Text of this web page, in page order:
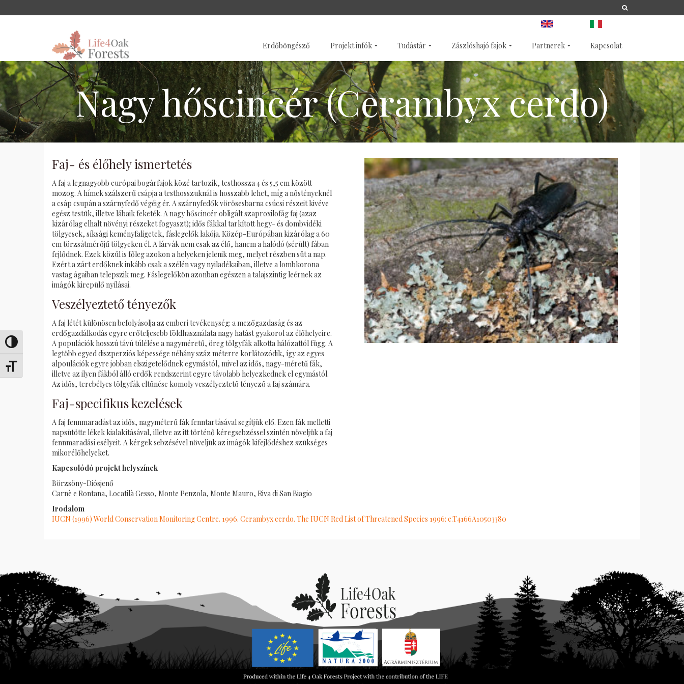
Umschalten auf hohe Kontraste
Schrift vergrößern
Erdőböngésző Projekt infók Tudástár Zászlóshajó fajok Partnerek Kapcsolat
Nagy hőscincér (Cerambyx cerdo)
Faj- és élőhely ismertetés
A faj a legnagyobb európai bogárfajok közé tartozik, testhossza 4 és 5,5 cm között
mozog. A hímek szálszerű csápja a testhosszuknál is hosszabb lehet, míg a nőstényeknél
a csáp csupán a szárnyfedő végéig ér. A szárnyfedők vörösesbarna csúcsi részeit kivéve
egész testük, illetve lábaik feketék. A nagy hőscincér obligált szaproxilofág faj (azaz
kizárólag elhalt növényi részeket fogyaszt); idős fákkal tarkított hegy- és dombvidéki
tölgyesek, síksági keményfaligetek, fáslegelők lakója. Közép-Európában kizárólag a 60
cm törzsátmérőjű tölgyeken él. A lárvák nem csak az élő, hanem a halódó (sérült) fában
fejlődnek. Ezek közül is főleg azokon a helyeken jelenik meg, melyet részben süt a nap.
Ezért a zárt erdőknek inkább csak a szélén vagy nyiladékaiban, illetve a lombkorona
vastag ágaiban telepszik meg. Fáslegelőkön azonban egészen a talajszintig leérnek az
imágók kirepülő nyílásai.
Veszélyeztető tényezők
A faj létét különösen befolyásolja az emberi tevékenység: a mezőgazdaság és az
erdőgazdálkodás egyre erőteljesebb földhasználata nagy hatást gyakorol az élőhelyeire.
A populációk hosszú távú túlélése a nagyméretű, öreg tölgyfák alkotta hálózattól függ. A
legtöbb egyed diszperziós képessége néhány száz méterre korlátozódik, így az egyes
alpoulációk egyre jobban elszigetelődnek egymástól, mivel az idős, nagy-méretű fák,
illetve az ilyen fákból álló erdők rendszerint egyre távolabb helyezkednek el egymástól.
Az idős, terebélyes tölgyfák eltűnése komoly veszélyeztető tényező a faj számára.
Faj-specifikus kezelések
A faj fennmaradást az idős, nagyméterű fák fenntartásával segítjük elő. Ezen fák melletti
napsütötte lékek kialakításával, illetve az itt történő kéregsebzéssel szintén növeljük a faj
fennmaradási esélyeit. A kérgek sebzésével növeljük az imágók kifejlődéshez szükséges
mikorélőhelyeket.
Kapcsolódó projekt helyszínek
Börzsöny-Diósjenő
Carnè e Rontana, Locatilà Gesso, Monte Penzola, Monte Mauro, Riva di San Biagio
Irodalom
IUCN (1996) World Conservation Monitoring Centre. 1996. Cerambyx cerdo. The IUCN Red List of Threatened Species 1996: e.T4166A10503380